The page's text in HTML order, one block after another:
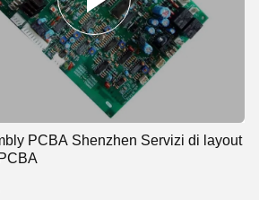
PCBA Shenzhen Servizi di layout